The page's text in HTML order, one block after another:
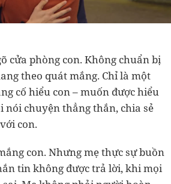
cửa phòng con. Không chuẩn bị
theo quát mắng. Chỉ là một
cố hiểu con – muốn được hiểu
nói chuyện thẳng thắn, chia sẻ
con.
con. Nhưng mẹ thực sự buồn
tin không được trả lời, khi mọi